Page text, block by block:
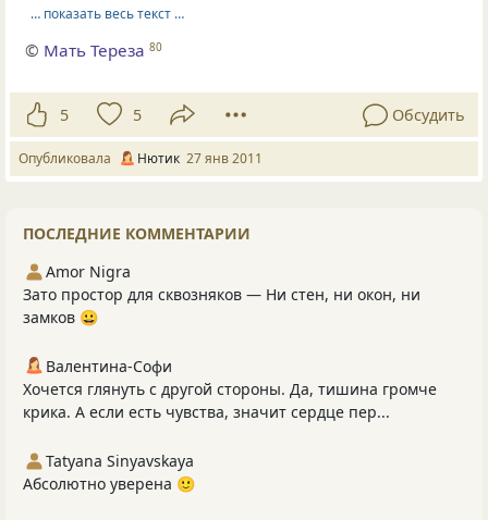
… показать весь текст …
© Мать Тереза 80
5 5 Обсудить
Опубликовала Нютик 27 янв 2011
ПОСЛЕДНИЕ КОММЕНТАРИИ
Amor Nigra
Зато простор для сквозняков — Ни стен, ни окон, ни
замков 😀
Валентина-Софи
Хочется глянуть с другой стороны. Да, тишина громче
крика. А если есть чувства, значит сердце пер...
Tatyana Sinyavskaya
Абсолютно уверена 🙂